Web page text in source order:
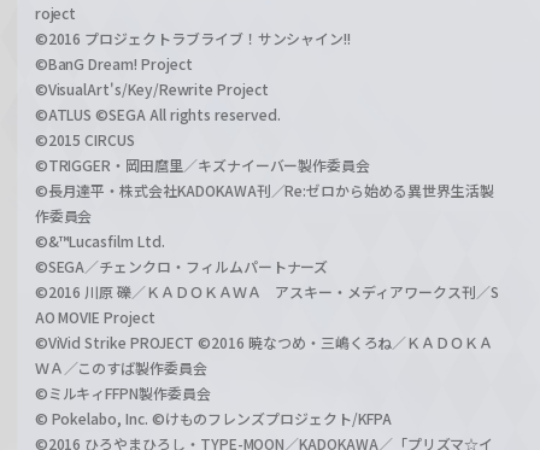
roject
©2016 プロジェクトラブライブ！サンシャイン!!
©BanG Dream! Project
©VisualArt's/Key/Rewrite Project
©ATLUS ©SEGA All rights reserved.
©2015 CIRCUS
©TRIGGER・岡田麿里／キズナイーバー製作委員会
©長月達平・株式会社KADOKAWA刊／Re:ゼロから始める異世界生活製
作委員会
©&™Lucasfilm Ltd.
©SEGA／チェンクロ・フィルムパートナーズ
©2016 川原 礫／ＫＡＤＯＫＡＷＡ アスキー・メディアワークス刊／S
AO MOVIE Project
©ViVid Strike PROJECT ©2016 暁なつめ・三嶋くろね／ＫＡＤＯＫＡ
ＷＡ／このすば製作委員会
©ミルキィFFPN製作委員会
© Pokelabo, Inc. ©けものフレンズプロジェクト/KFPA
©2016 ひろやまひろし・TYPE-MOON／KADOKAWA／「プリズマ☆イ